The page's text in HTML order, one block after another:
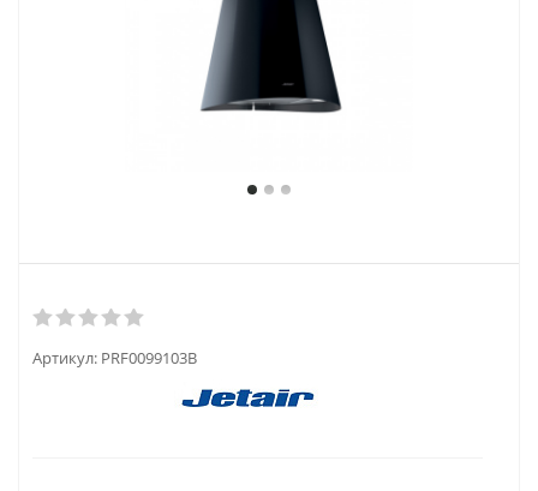
Артикул: PRF0099103B